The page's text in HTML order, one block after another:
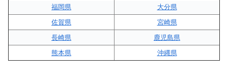
福岡県
大分県
佐賀県
宮崎県
長崎県
鹿児島県
熊本県
沖縄県